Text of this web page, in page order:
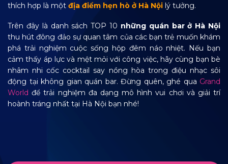
thích hợp là một địa điểm hẹn hò ở Hà Nội lý tưởng.
Trên đây là danh sách TOP 10 những quán bar ở Hà Nội
thu hút đông đảo sự quan tâm của các bạn trẻ muốn khám
phá trải nghiệm cuộc sống hộp đêm náo nhiệt. Nếu bạn
cảm thấy áp lực và mệt mỏi với công việc, hãy cùng bạn bè
nhâm nhi cốc cocktail say nồng hòa trong điệu nhạc sôi
động tại không gian quán bar. Đừng quên, ghé qua Grand
World để trải nghiệm đa dạng mô hình vui chơi và giải trí
hoành tráng nhất tại Hà Nội bạn nhé!